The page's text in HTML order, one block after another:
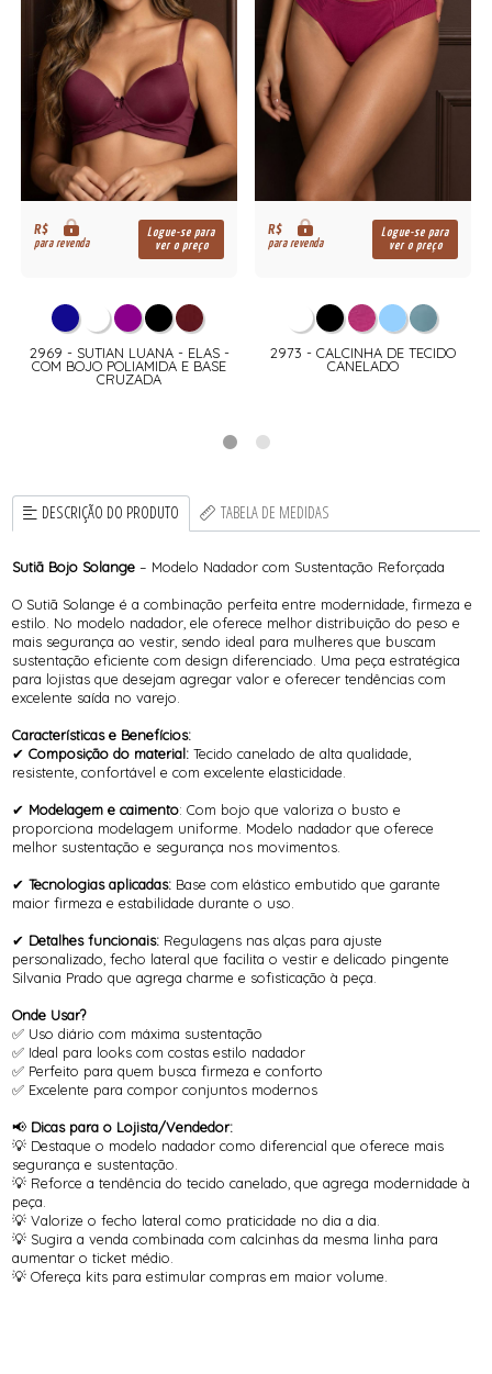
R$
para revenda
Logue-se para
ver o preço
2969 - SUTIAN LUANA - ELAS -
COM BOJO POLIAMIDA E BASE
CRUZADA
R$
para revenda
Logue-se para
ver o preço
2973 - CALCINHA DE TECIDO
CANELADO
DESCRIÇÃO DO PRODUTO TABELA DE MEDIDAS
Sutiã Bojo Solange – Modelo Nadador com Sustentação Reforçada
O Sutiã Solange é a combinação perfeita entre modernidade, firmeza e
estilo. No modelo nadador, ele oferece melhor distribuição do peso e
mais segurança ao vestir, sendo ideal para mulheres que buscam
sustentação eficiente com design diferenciado. Uma peça estratégica
para lojistas que desejam agregar valor e oferecer tendências com
excelente saída no varejo.
Características e Benefícios:
✔Composição do material:Tecido canelado de alta qualidade,
resistente, confortável e com excelente elasticidade.
✔ Modelagem e caimento: Com bojo que valoriza o busto e
proporciona modelagem uniforme. Modelo nadador que oferece
melhor sustentação e segurança nos movimentos.
✔Tecnologias aplicadas: Base com elástico embutido que garante
maior firmeza e estabilidade durante o uso.
✔ Detalhes funcionais: Regulagens nas alças para ajuste
personalizado, fecho lateral que facilita o vestir e delicado pingente
Silvania Prado que agrega charme e sofisticação à peça.
Onde Usar?
✅ Uso diário com máxima sustentação
✅ Ideal para looks com costas estilo nadador
✅ Perfeito para quem busca firmeza e conforto
✅ Excelente para compor conjuntos modernos
📢 Dicas para o Lojista/Vendedor:
💡 Destaque o modelo nadador como diferencial que oferece mais
segurança e sustentação.
💡 Reforce a tendência do tecido canelado, que agrega modernidade à
peça.
💡 Valorize o fecho lateral como praticidade no dia a dia.
💡 Sugira a venda combinada com calcinhas da mesma linha para
aumentar o ticket médio.
💡 Ofereça kits para estimular compras em maior volume.